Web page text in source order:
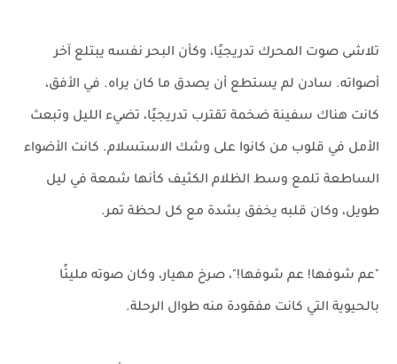
تلاشى صوت المحرك تدريجيًا، وكأن البحر نفسه يبتلع آخر
أصواته. سادن لم يستطع أن يصدق ما كان يراه. في الأفق،
كانت هناك سفينة ضخمة تقترب تدريجيًا، تضيء الليل وتبعث
الأمل في قلوب من كانوا على وشك الاستسلام. كانت الأضواء
الساطعة تلمع وسط الظلام الكثيف كأنها شمعة في ليل
طويل، وكان قلبه يخفق بشدة مع كل لحظة تمر.
"عم شوفها! عم شوفها!"، صرخ مهيار، وكان صوته مليئًا
بالحيوية التي كانت مفقودة منه طوال الرحلة.